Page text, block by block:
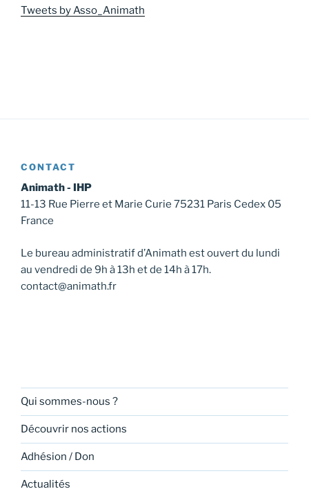
Tweets by Asso_Animath
CONTACT
Animath - IHP
11-13 Rue Pierre et Marie Curie 75231 Paris Cedex 05
France
Le bureau administratif d’Animath est ouvert du lundi
au vendredi de 9h à 13h et de 14h à 17h.
contact@animath.fr
Qui sommes-nous ?
Découvrir nos actions
Adhésion / Don
Actualités